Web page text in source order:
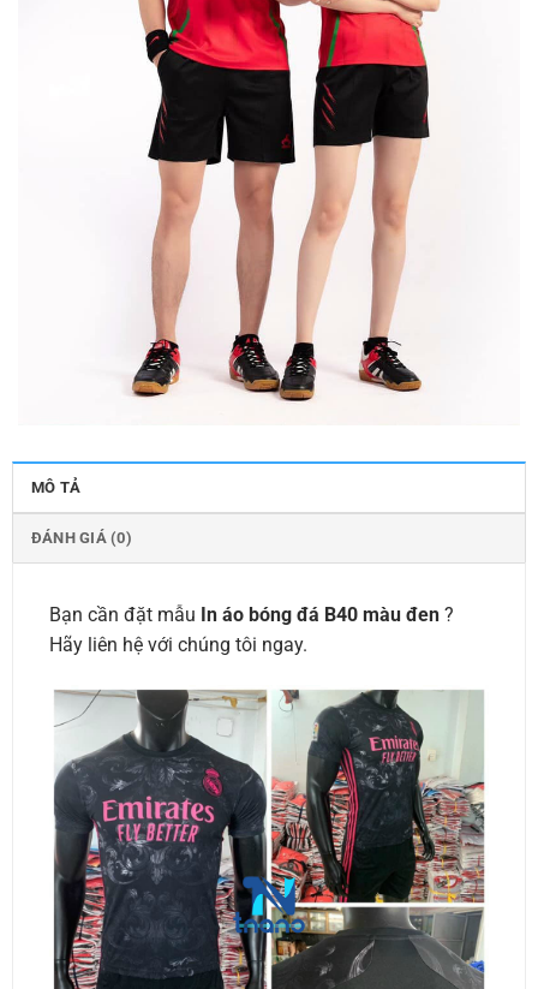
MÔ TẢ
ĐÁNH GIÁ (0)
Bạn cần đặt mẫu In áo bóng đá B40 màu đen ?
Hãy liên hệ với chúng tôi ngay.